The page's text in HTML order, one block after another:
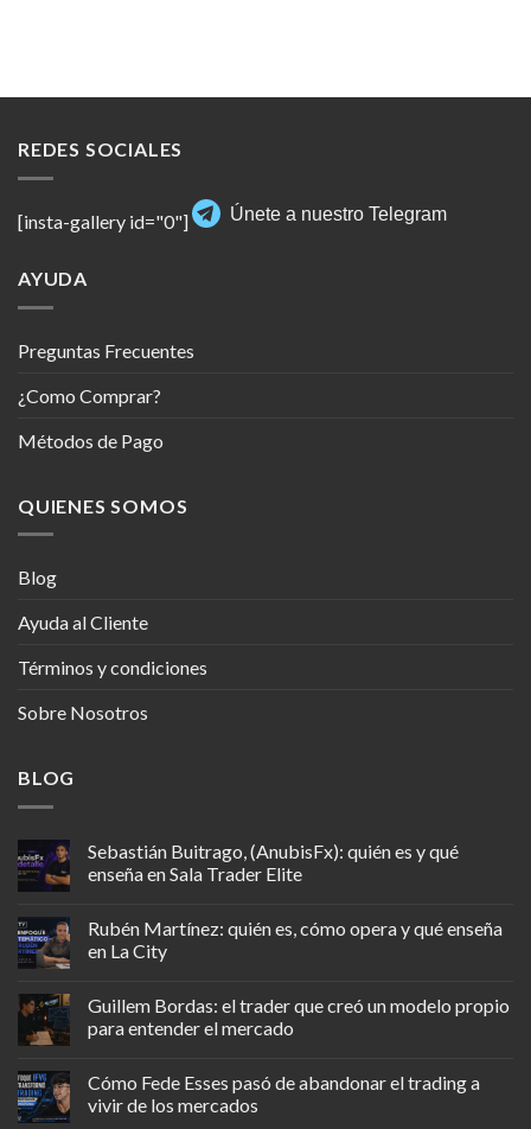
REDES SOCIALES
[insta-gallery id="0"] Únete a nuestro Telegram
AYUDA
Preguntas Frecuentes
¿Como Comprar?
Métodos de Pago
QUIENES SOMOS
Blog
Ayuda al Cliente
Términos y condiciones
Sobre Nosotros
BLOG
Sebastián Buitrago, (AnubisFx): quién es y qué
enseña en Sala Trader Elite
Rubén Martínez: quién es, cómo opera y qué enseña
en La City
Guillem Bordas: el trader que creó un modelo propio
para entender el mercado
Cómo Fede Esses pasó de abandonar el trading a
vivir de los mercados